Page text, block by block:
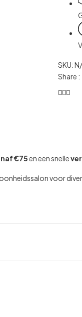
SKU:
Share :
€75en een snelle
voor